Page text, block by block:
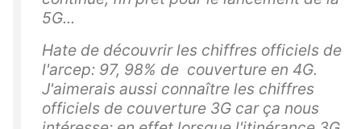
5G...
Hate de découvrir les chiffres officiels de
l'arcep: 97, 98% de couverture en 4G.
J'aimerais aussi connaître les chiffres
officiels de couverture 3G car ça nous